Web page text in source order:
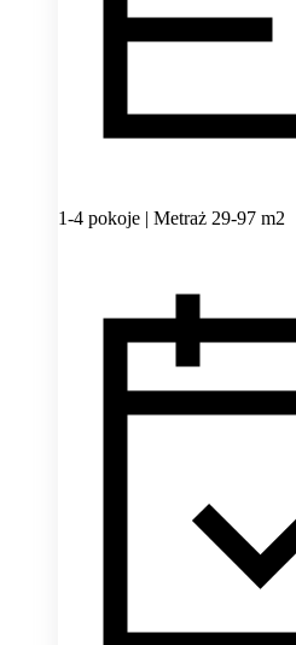
1-4 pokoje | Metraż 29-97 m2